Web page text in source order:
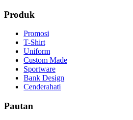
Produk
Promosi
T-Shirt
Uniform
Custom Made
Sportware
Bank Design
Cenderahati
Pautan